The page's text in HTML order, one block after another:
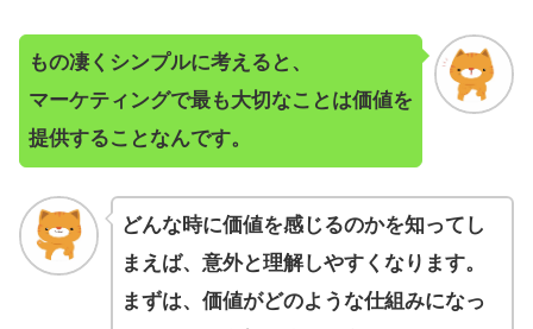
もの凄くシンプルに考えると、
マーケティングで最も大切なことは価値を
提供することなんです。
どんな時に価値を感じるのかを知ってし
まえば、意外と理解しやすくなります。
まずは、価値がどのような仕組みになっ